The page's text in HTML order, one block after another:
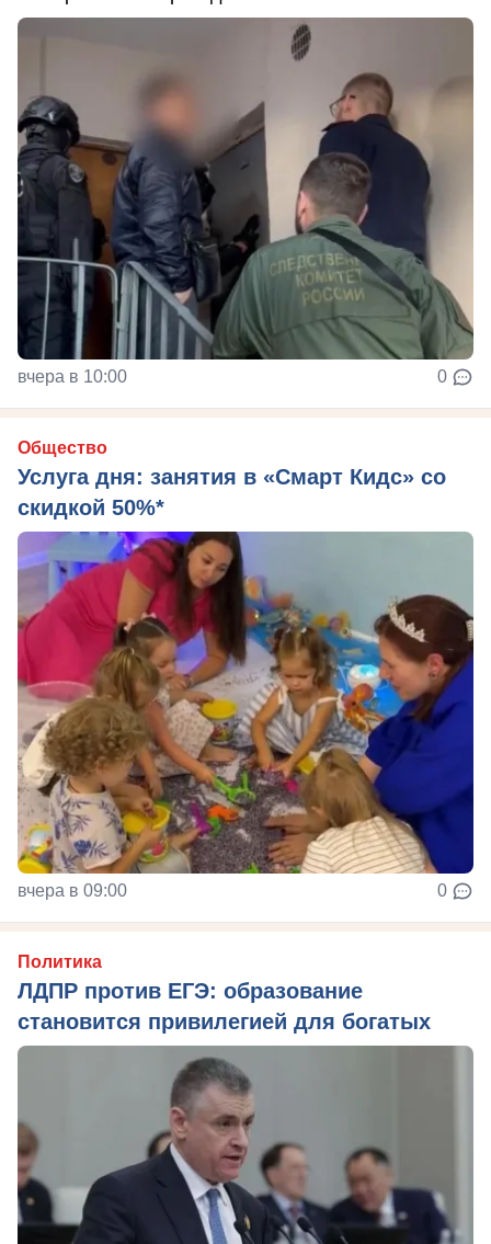
вчера в 10:00 0
Общество
Услуга дня: занятия в «Смарт Кидс» со
скидкой 50%*
вчера в 09:00 0
Политика
ЛДПР против ЕГЭ: образование
становится привилегией для богатых